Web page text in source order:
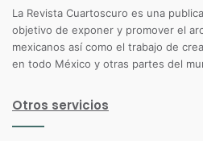
La Revista Cuartoscuro es una
objetivo de exponer y promover el
mexicanos así como el trabajo de
en todo México y otras partes del
Otros servicios